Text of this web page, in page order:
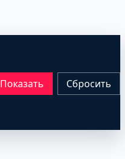
Показать Сбросить